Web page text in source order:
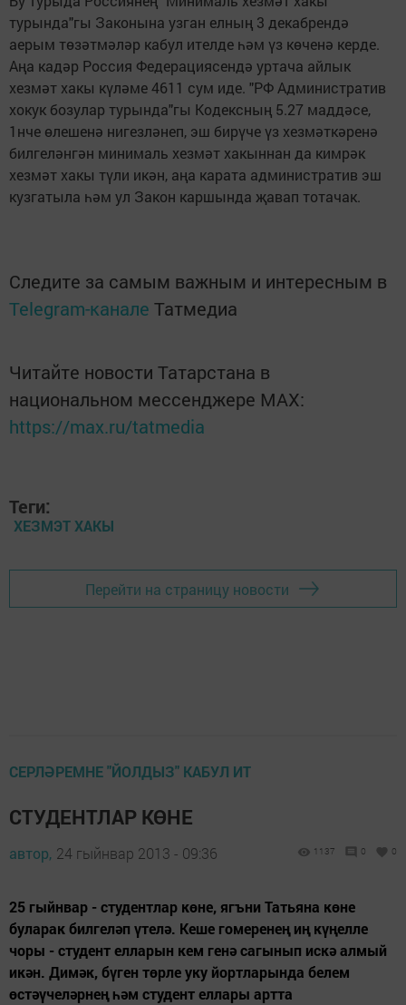
турында"гы Законына узган елның 3 декабрендә
аерым төзәтмәләр кабул ителде һәм үз көченә керде.
Аңа кадәр Россия Федерациясендә уртача айлык
хезмәт хакы күләме 4611 сум иде. "РФ Административ
хокук бозулар турында"гы Кодексның 5.27 маддәсе,
1нче өлешенә нигезләнеп, эш бирүче үз хезмәт­кәренә
билгеләнгән минималь хезмәт хакыннан да кимрәк
хезмәт хакы түли икән, аңа карата административ эш
кузгатыла һәм ул Закон каршында җавап тотачак.
Следите за самым важным и интересным в
Telegram-канале Татмедиа
Читайте новости Татарстана в
национальном мессенджере MАХ:
https://max.ru/tatmedia
Теги:
ХЕЗМЭТ ХАКЫ
Перейти на страницу новости
СЕРЛӘРЕМНЕ "ЙОЛДЫЗ" КАБУЛ ИТ
СТУДЕНТЛАР КӨНЕ
автор, 24 гыйнвар 2013 - 09:36 1137 0 0
25 гыйнвар - студентлар көне, ягъни Татьяна көне
буларак билгеләп үтелә. Кеше гомеренең иң күңелле
чоры - студент елларын кем генә сагынып искә алмый
икән. Димәк, бүген төрле уку йортларында белем
өстәүчеләрнең һәм студент еллары артта